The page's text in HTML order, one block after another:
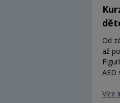
Od
až
AED
Více